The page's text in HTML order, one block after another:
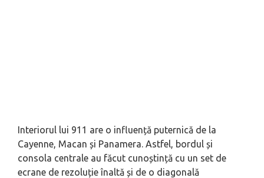
Interiorul lui 911 are o influență puternică de la
Cayenne, Macan și Panamera. Astfel, bordul și
consola centrale au făcut cunoștință cu un set de
ecrane de rezoluție înaltă și de o diagonală